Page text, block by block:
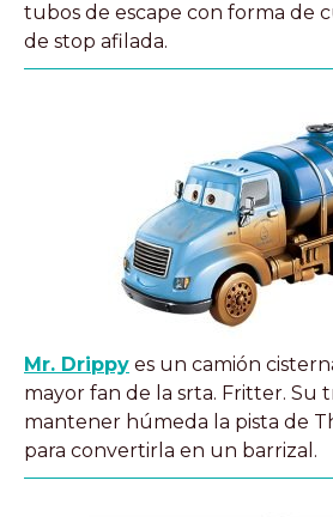
tubos de escape con forma de
de stop afilada.
Mr. Drippy es un camión
mayor fan de la srta. Fritter. Su
mantener húmeda la pista de
para convertirla en un barrizal.